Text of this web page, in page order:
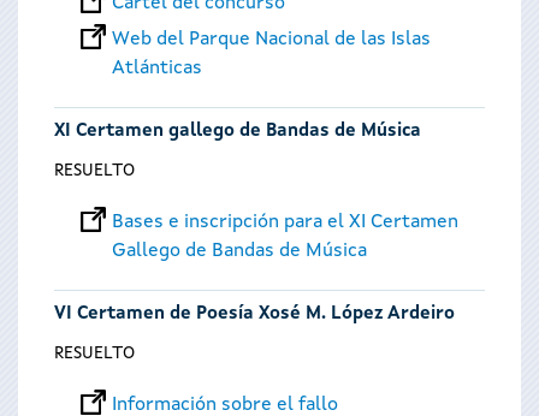
Cartel del concurso
Web del Parque Nacional de las Islas
Atlánticas
XI Certamen gallego de Bandas de Música
RESUELTO
Bases e inscripción para el XI Certamen
Gallego de Bandas de Música
VI Certamen de Poesía Xosé M. López Ardeiro
RESUELTO
Información sobre el fallo